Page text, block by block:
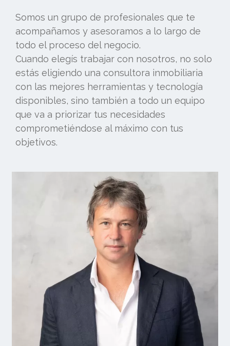
Somos un grupo de profesionales que te
acompañamos y asesoramos a lo largo de
todo el proceso del negocio.
Cuando elegís trabajar con nosotros, no solo
estás eligiendo una consultora inmobiliaria
con las mejores herramientas y tecnología
disponibles, sino también a todo un equipo
que va a priorizar tus necesidades
comprometiéndose al máximo con tus
objetivos.